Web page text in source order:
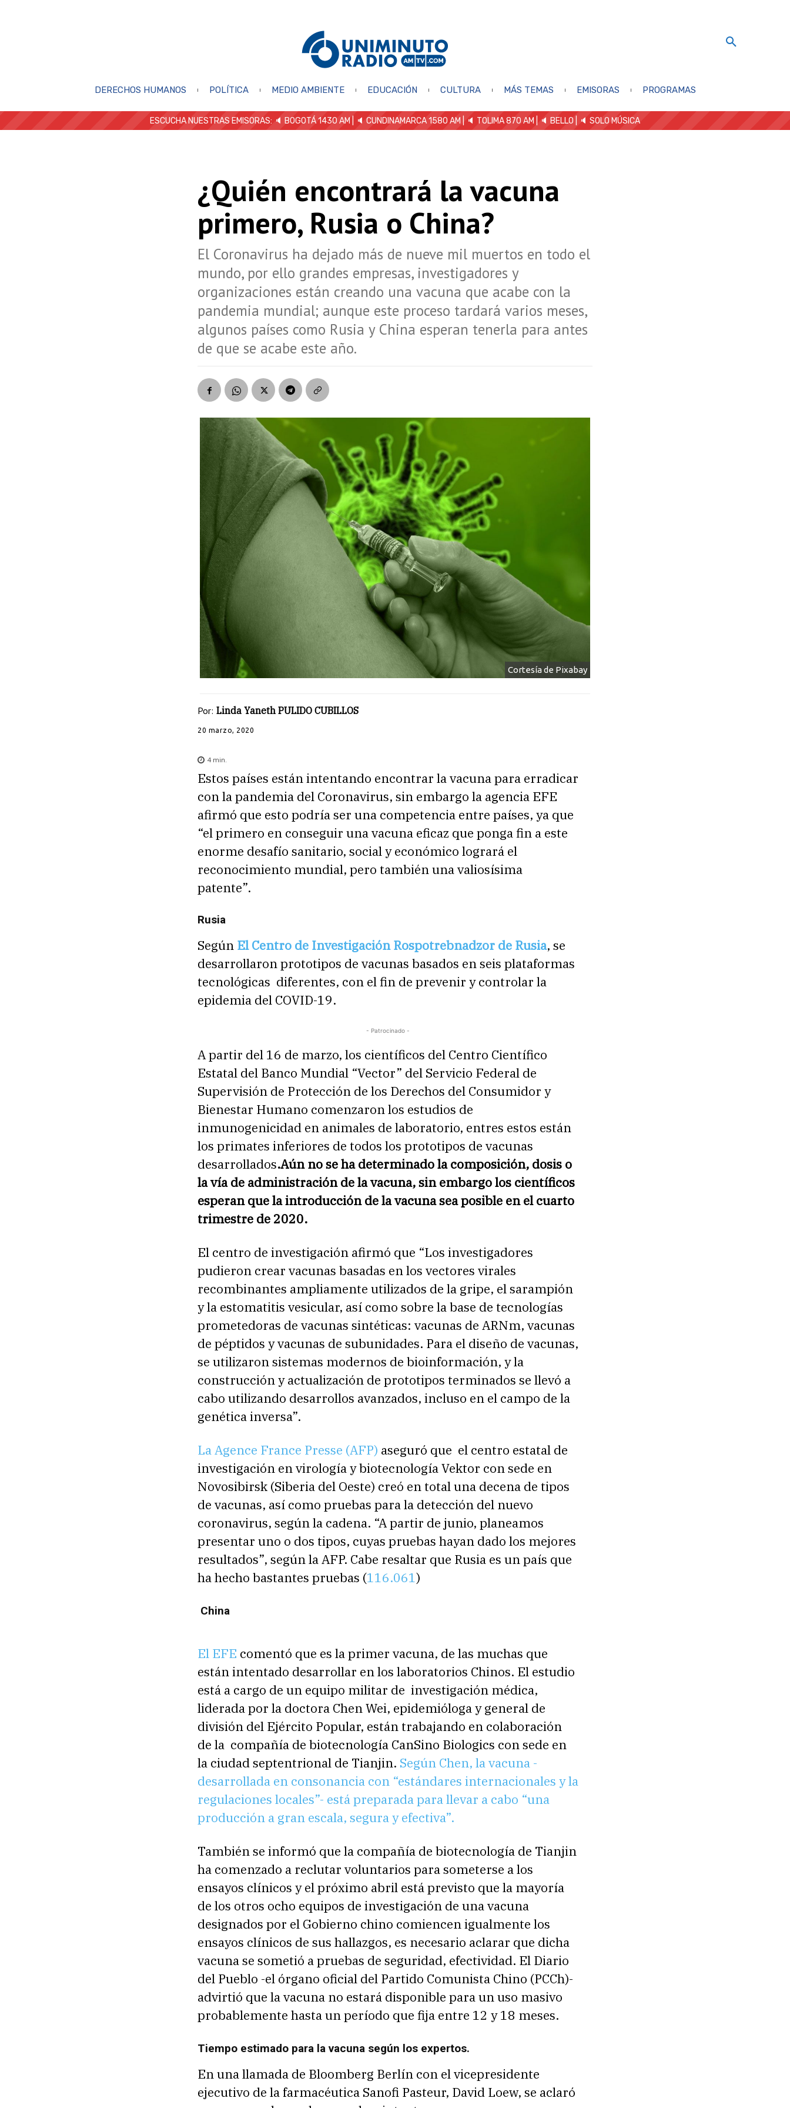
DERECHOS HUMANOS POLÍTICA MEDIO AMBIENTE EDUCACIÓN CULTURA MÁS TEMAS EMISORAS PROGRAMAS
ESCUCHA NUESTRAS EMISORAS: 🔈 BOGOTÁ 1430 AM | 🔈 CUNDINAMARCA 1580 AM | 🔈 TOLIMA 870 AM | 🔈 BELLO 🔈 SOLO MÚSICA
¿Quién encontrará la vacuna
primero, Rusia o China?
El Coronavirus ha dejado más de nueve mil muertos en todo el
mundo, por ello grandes empresas, investigadores y
organizaciones están creando una vacuna que acabe con la
pandemia mundial; aunque este proceso tardará varios meses,
algunos países como Rusia y China esperan tenerla para antes
de que se acabe este año.
Cortesía de Pixabay
Por: Linda Yaneth PULIDO CUBILLOS
20 marzo, 2020
4 min.
Estos países están intentando encontrar la vacuna para erradicar
con la pandemia del Coronavirus, sin embargo la agencia EFE
afirmó que esto podría ser una competencia entre países, ya que
“el primero en conseguir una vacuna eficaz que ponga fin a este
enorme desafío sanitario, social y económico logrará el
reconocimiento mundial, pero también una valiosísima
patente”.
Rusia
Según El Centro de Investigación Rospotrebnadzor de Rusia, se
desarrollaron prototipos de vacunas basados en seis plataformas
tecnológicas diferentes, con el fin de prevenir y controlar la
epidemia del COVID-19.
- Patrocinado -
A partir del 16 de marzo, los científicos del Centro Científico
Estatal del Banco Mundial “Vector” del Servicio Federal de
Supervisión de Protección de los Derechos del Consumidor y
Bienestar Humano comenzaron los estudios de
inmunogenicidad en animales de laboratorio, entres estos están
los primates inferiores de todos los prototipos de vacunas
desarrollados.Aún no se ha determinado la composición, dosis o
la vía de administración de la vacuna, sin embargo los científicos
esperan que la introducción de la vacuna sea posible en el cuarto
trimestre de 2020.
El centro de investigación afirmó que “Los investigadores
pudieron crear vacunas basadas en los vectores virales
recombinantes ampliamente utilizados de la gripe, el sarampión
y la estomatitis vesicular, así como sobre la base de tecnologías
prometedoras de vacunas sintéticas: vacunas de ARNm, vacunas
de péptidos y vacunas de subunidades. Para el diseño de vacunas,
se utilizaron sistemas modernos de bioinformación, y la
construcción y actualización de prototipos terminados se llevó a
cabo utilizando desarrollos avanzados, incluso en el campo de la
genética inversa”.
La Agence France Presse (AFP) aseguró que el centro estatal de
investigación en virología y biotecnología Vektor con sede en
Novosibirsk (Siberia del Oeste) creó en total una decena de tipos
de vacunas, así como pruebas para la detección del nuevo
coronavirus, según la cadena. “A partir de junio, planeamos
presentar uno o dos tipos, cuyas pruebas hayan dado los mejores
resultados”, según la AFP. Cabe resaltar que Rusia es un país que
ha hecho bastantes pruebas (116.061 )
China
El EFE comentó que es la primer vacuna, de las muchas que
están intentado desarrollar en los laboratorios Chinos. El estudio
está a cargo de un equipo militar de investigación médica,
liderada por la doctora Chen Wei, epidemióloga y general de
división del Ejército Popular, están trabajando en colaboración
de la compañía de biotecnología CanSino Biologics con sede en
la ciudad septentrional de Tianjin. Según Chen, la vacuna -
desarrollada en consonancia con “estándares internacionales y la
regulaciones locales”- está preparada para llevar a cabo “una
producción a gran escala, segura y efectiva”.
También se informó que la compañía de biotecnología de Tianjin
ha comenzado a reclutar voluntarios para someterse a los
ensayos clínicos y el próximo abril está previsto que la mayoría
de los otros ocho equipos de investigación de una vacuna
designados por el Gobierno chino comiencen igualmente los
ensayos clínicos de sus hallazgos, es necesario aclarar que dicha
vacuna se sometió a pruebas de seguridad, efectividad. El Diario
del Pueblo -el órgano oficial del Partido Comunista Chino (PCCh)-
advirtió que la vacuna no estará disponible para un uso masivo
probablemente hasta un período que fija entre 12 y 18 meses.
Tiempo estimado para la vacuna según los expertos.
En una llamada de Bloomberg Berlín con el vicepresidente
ejecutivo de la farmacéutica Sanofi Pasteur, David Loew, se aclaró